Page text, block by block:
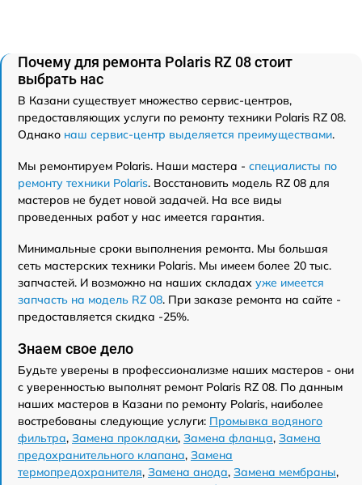
Почему для ремонта Polaris RZ 08 стоит
выбрать нас
В Казани существует множество сервис-центров,
предоставляющих услуги по ремонту техники Polaris RZ 08.
Однако наш сервис-центр выделяется преимуществами.
Мы ремонтируем Polaris. Наши мастера - специалисты по
ремонту техники Polaris. Восстановить модель RZ 08 для
мастеров не будет новой задачей. На все виды
проведенных работ у нас имеется гарантия.
Минимальные сроки выполнения ремонта. Мы большая
сеть мастерских техники Polaris. Мы имеем более 20 тыс.
запчастей. И возможно на наших складах уже имеется
запчасть на модель RZ 08. При заказе ремонта на сайте -
предоставляется скидка -25%.
Знаем свое дело
Будьте уверены в профессионализме наших мастеров - они
с уверенностью выполнят ремонт Polaris RZ 08. По данным
наших мастеров в Казани по ремонту Polaris, наиболее
востребованы следующие услуги: Промывка водяного
фильтра, Замена прокладки, Замена фланца, Замена
предохранительного клапана, Замена
термопредохранителя, Замена анода, Замена мембраны,